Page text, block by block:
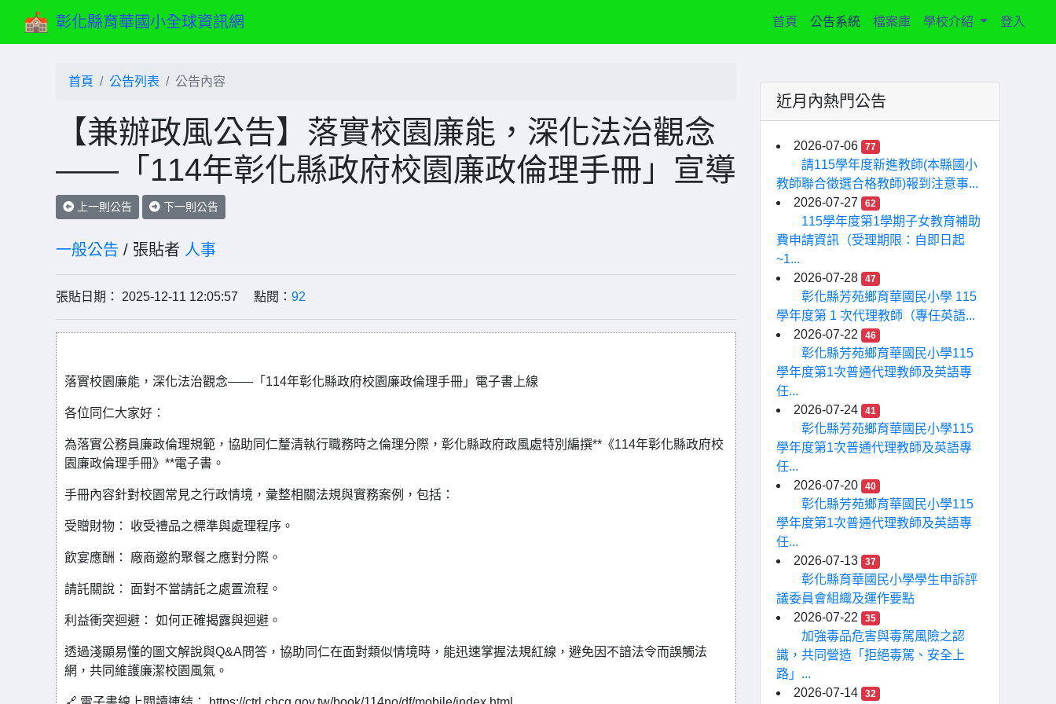
彰化縣育華國小全球資訊網 首頁 (current)
公告系統 檔案庫 學校介紹 登入
首頁 公告列表 公告內容
【兼辦政風公告】落實校園廉能，深化法治觀念
——「114年彰化縣政府校園廉政倫理手冊」宣導
上一則公告 下一則公告
一般公告 / 張貼者 人事
張貼日期： 2025-12-11 12:05:57 點閱： 92
落實校園廉能，深化法治觀念——「114年彰化縣政府校園廉政倫理手冊」電子書上線
各位同仁大家好：
為落實公務員廉政倫理規範，協助同仁釐清執行職務時之倫理分際，彰化縣政府政風處特別編撰**《114年彰化縣政府校
園廉政倫理手冊》**電子書。
手冊內容針對校園常見之行政情境，彙整相關法規與實務案例，包括：
受贈財物： 收受禮品之標準與處理程序。
飲宴應酬： 廠商邀約聚餐之應對分際。
請託關說： 面對不當請託之處置流程。
利益衝突迴避： 如何正確揭露與迴避。
透過淺顯易懂的圖文解說與Q&A問答，協助同仁在面對類似情境時，能迅速掌握法規紅線，避免因不諳法令而誤觸法
網，共同維護廉潔校園風氣。
近月內熱門公告
2026-07-06 77
請115學年度新進教師(本縣國小
教師聯合徵選合格教師)報到注意事...
2026-07-27
62
115學年度第1學期子女教育補助
費申請資訊（受理期限：自即日起
~1...
2026-07-28
47
彰化縣芳苑鄉育華國民小學 115
學年度第 1 次代理教師（專任英語...
2026-07-22
46
彰化縣芳苑鄉育華國民小學115
學年度第1次普通代理教師及英語專
任...
2026-07-24
41
彰化縣芳苑鄉育華國民小學115
學年度第1次普通代理教師及英語專
任...
2026-07-20
40
彰化縣芳苑鄉育華國民小學115
學年度第1次普通代理教師及英語專
任...
2026-07-13
37
彰化縣育華國民小學學生申訴評
議委員會組織及運作要點
2026-07-22
35
加強毒品危害與毒駕風險之認
識，共同營造「拒絕毒駕、安全上
路」...
2026-07-14
32